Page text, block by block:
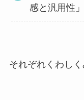
感と汎用性」
それぞれくわし